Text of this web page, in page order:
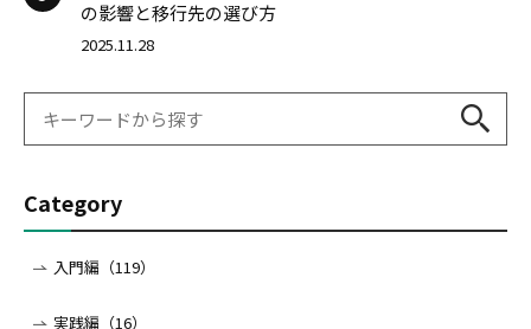
の影響と移行先の選び方
2025.11.28
Category
入門編（119）
実践編（16）